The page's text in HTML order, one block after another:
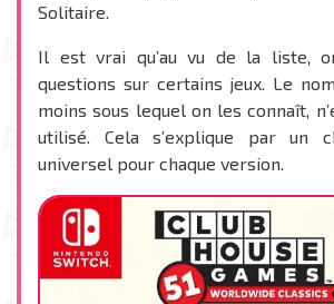
Solitaire.
Il est vrai qu’au vu de la liste,
questions sur certains jeux. Le
moins sous lequel on les connaît,
utilisé. Cela s’explique par un
universel pour chaque version.